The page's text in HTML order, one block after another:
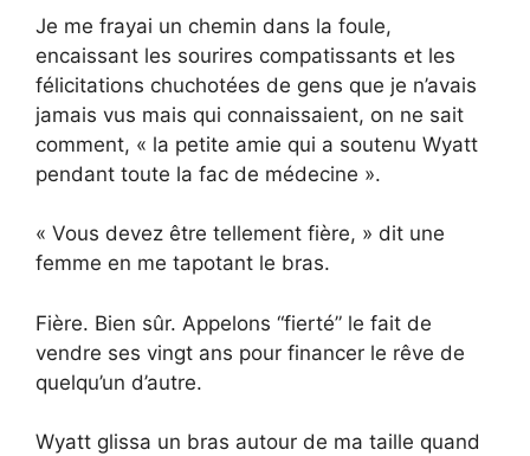
Je me frayai un chemin dans la foule,
encaissant les sourires compatissants et les
félicitations chuchotées de gens que je n’avais
jamais vus mais qui connaissaient, on ne sait
comment, « la petite amie qui a soutenu Wyatt
pendant toute la fac de médecine ».
« Vous devez être tellement fière, » dit une
femme en me tapotant le bras.
Fière. Bien sûr. Appelons “fierté” le fait de
vendre ses vingt ans pour financer le rêve de
quelqu’un d’autre.
Wyatt glissa un bras autour de ma taille quand